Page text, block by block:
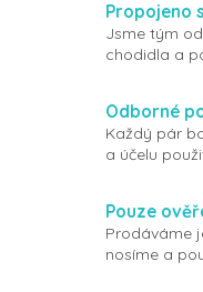
Propojeno
Jsme tým
chodidla a
Odborné
Každý pár
a účelu
Pouze
Prodáváme
nosíme a